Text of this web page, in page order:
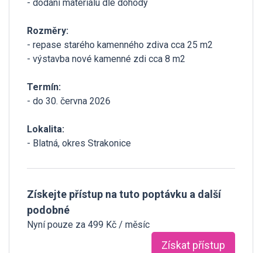
- dodání materiálu dle dohody
Rozměry:
- repase starého kamenného zdiva cca 25 m2
- výstavba nové kamenné zdi cca 8 m2
Termín:
- do 30. června 2026
Lokalita:
- Blatná, okres Strakonice
Získejte přístup na tuto poptávku a další
podobné
Nyní pouze za 499 Kč / měsíc
Získat přístup